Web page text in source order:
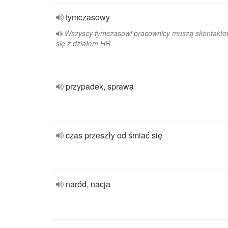
tymczasowy
Wszyscy tymczasowi pracownicy muszą
się z działem HR.
przypadek, sprawa
czas przeszły od śmiać się
naród, nacja